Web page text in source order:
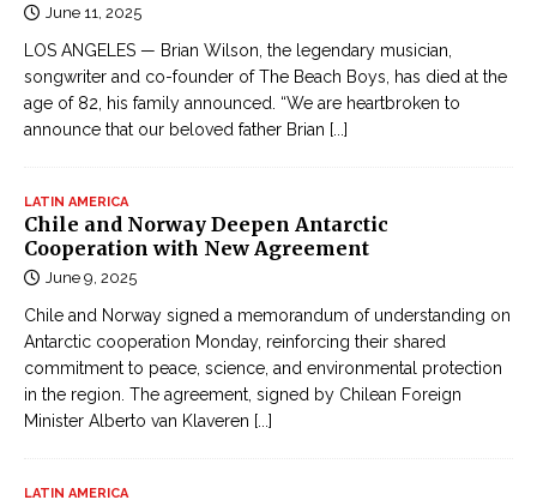
c
T
r
u
y
n
K
i
ế
m
H
i
ệ
p
n
x
i
June 11, 2025
LOS ANGELES — Brian Wilson, the legendary musician,
songwriter and co-founder of The Beach Boys, has died at the
age of 82, his family announced. “We are heartbroken to
announce that our beloved father Brian [...]
LATIN AMERICA
Chile and Norway Deepen Antarctic
Cooperation with New Agreement
June 9, 2025
Chile and Norway signed a memorandum of understanding on
Antarctic cooperation Monday, reinforcing their shared
commitment to peace, science, and environmental protection
in the region. The agreement, signed by Chilean Foreign
Minister Alberto van Klaveren [...]
LATIN AMERICA